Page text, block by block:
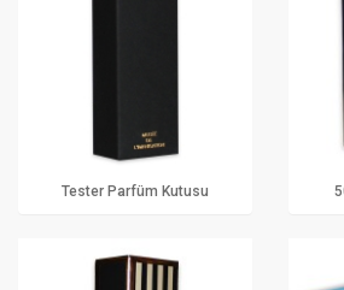
Tester Parfüm Kutusu